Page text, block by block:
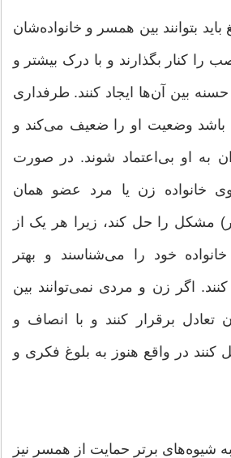
بتوانند بین همسر و خانواده‌شان
را کنار بگذارند و با درک بیشتر و
بین آن‌ها ایجاد کنند. طرفداری
وضعیت او را ضعیف می‌کند و
به او بی‌اعتماد شوند. در صورت
خانواده زن یا مرد عضو همان
مشکل را حل کند، زیرا هر یک از
خود را می‌شناسند و بهتر
اگر زن و مردی نمی‌توانند بین
تعادل برقرار کنند و با انصاف و
در واقع هنوز به بلوغ فکری و
به شیوه‌های برتر حمایت از همسر نیز